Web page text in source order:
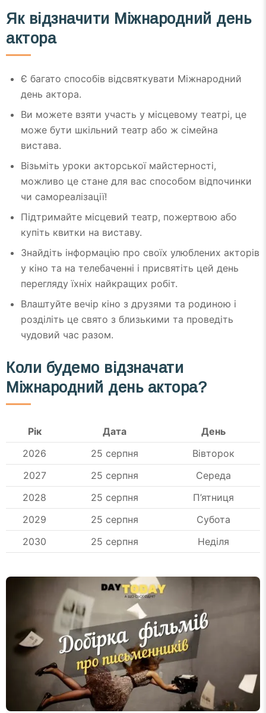
Як відзначити Міжнародний день
актора
Є багато способів відсвяткувати Міжнародний
день актора.
Ви можете взяти участь у місцевому театрі, це
може бути шкільний театр або ж сімейна
вистава.
Візьміть уроки акторської майстерності,
можливо це стане для вас способом відпочинки
чи самореалізації!
Підтримайте місцевий театр, пожертвою або
купіть квитки на виставу.
Знайдіть інформацію про своїх улюблених акторів
у кіно та на телебаченні і присвятіть цей день
перегляду їхніх найкращих робіт.
Влаштуйте вечір кіно з друзями та родиною і
розділіть це свято з близькими та проведіть
чудовий час разом.
Коли будемо відзначати
Міжнародний день актора?
Рік Дата
День
2026
25 серпня
Вівторок
2027
25 серпня
Середа
2028
25 серпня
П’ятниця
2029
25 серпня
Субота
2030
25 серпня Неділя